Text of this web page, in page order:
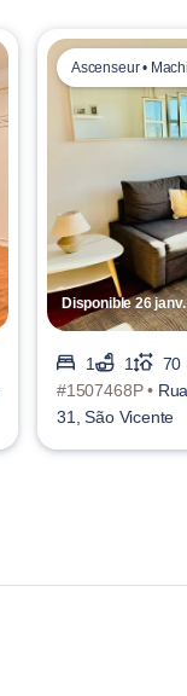
Disponible 26
Ascenseur •
1 1
70
#1507468P •
31, São Vicente